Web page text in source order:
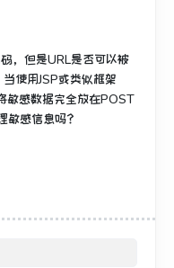
，但是URL是否可以被
当使用JSP或类似框架
敏感数据完全放在POST
敏感信息吗？